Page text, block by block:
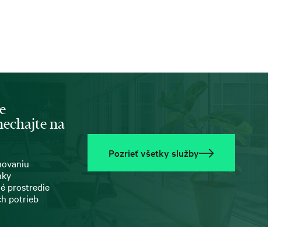
na
prostredie
potrieb
Pozrieť všetky služby